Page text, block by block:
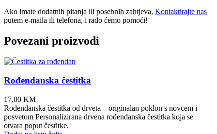
Ako imate dodatnih pitanja ili posebnih zahtjeva, Kontaktirajte nas
putem e-maila ili telefona, i rado ćemo pomoći!
Povezani proizvodi
Rođendanska čestitka
17,00 KM
Rođendanska čestitka od drveta – originalan poklon s novcem i
posvetom Personalizirana drvena rođendanska čestitka koja se
otvara poput čestitke,